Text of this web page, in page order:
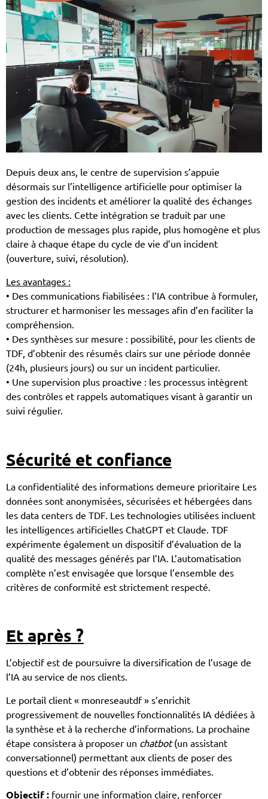
Depuis deux ans, le centre de supervision s’appuie
désormais sur l’intelligence artificielle pour optimiser la
gestion des incidents et améliorer la qualité des échanges
avec les clients. Cette intégration se traduit par une
production de messages plus rapide, plus homogène et plus
claire à chaque étape du cycle de vie d’un incident
(ouverture, suivi, résolution).
Les avantages :
• Des communications fiabilisées : l’IA contribue à formuler,
structurer et harmoniser les messages afin d’en faciliter la
compréhension.
• Des synthèses sur mesure : possibilité, pour les clients de
TDF, d’obtenir des résumés clairs sur une période donnée
(24h, plusieurs jours) ou sur un incident particulier.
• Une supervision plus proactive : les processus intègrent
des contrôles et rappels automatiques visant à garantir un
suivi régulier.
Sécurité et confiance
La confidentialité des informations demeure prioritaire Les
données sont anonymisées, sécurisées et hébergées dans
les data centers de TDF. Les technologies utilisées incluent
les intelligences artificielles ChatGPT et Claude. TDF
expérimente également un dispositif d’évaluation de la
qualité des messages générés par l’IA. L’automatisation
complète n’est envisagée que lorsque l’ensemble des
critères de conformité est strictement respecté.
Et après ?
L’objectif est de poursuivre la diversification de l’usage de
l’IA au service de nos clients.
Le portail client « monreseautdf » s’enrichit
progressivement de nouvelles fonctionnalités IA dédiées à
la synthèse et à la recherche d’informations. La prochaine
étape consistera à proposer un chatbot(un assistant
conversationnel) permettant aux clients de poser des
questions et d’obtenir des réponses immédiates.
Objectif : fournir une information claire, renforcer